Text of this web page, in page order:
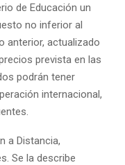
de Educación un
no inferior al
anterior, actualizado
prevista en las
podrán tener
internacional,
a Distancia,
Se la describe